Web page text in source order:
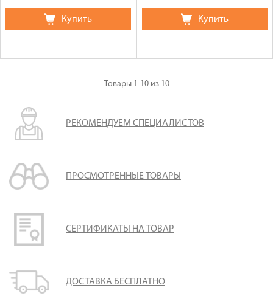
Купить Купить
Товары 1-10из 10
РЕКОМЕНДУЕМ СПЕЦИАЛИСТОВ
ПРОСМОТРЕННЫЕ ТОВАРЫ
СЕРТИФИКАТЫ НА ТОВАР
ДОСТАВКА БЕСПЛАТНО